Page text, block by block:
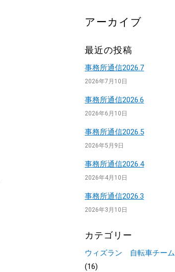
アーカイブ
最近の投稿
事務所通信2026.7
2026年7月10日
事務所通信2026.6
2026年6月10日
事務所通信2026.5
2026年5月9日
事務所通信2026.4
2026年4月10日
事務所通信2026.3
2026年3月10日
カテゴリー
ウィズラン 自転車チーム
(16)